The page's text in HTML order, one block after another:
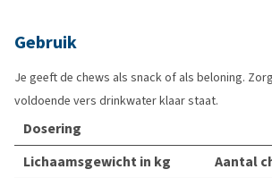
Gebruik
Je geeft de chews als snack of als beloning.
voldoende vers drinkwater klaar staat.
Dosering
Lichaamsgewicht in kg
Aantal